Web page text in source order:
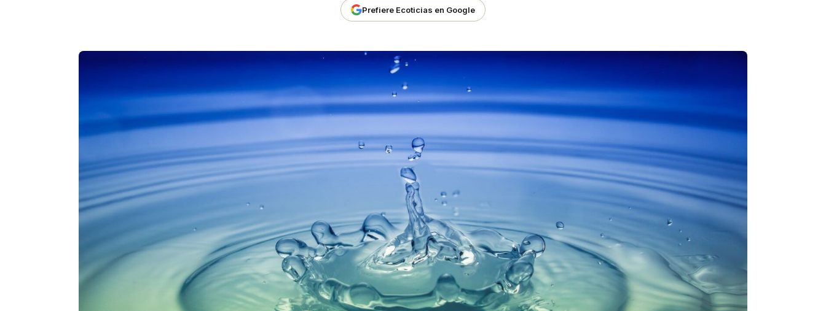
Prefiere Ecoticias en Google